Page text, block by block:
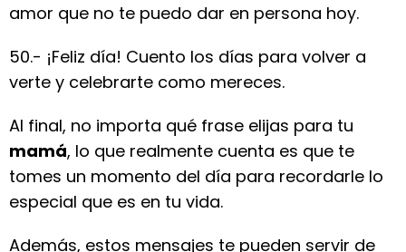
amor que no te puedo dar en persona hoy.
50.- ¡Feliz día! Cuento los días para volver a
verte y celebrarte como mereces.
Al final, no importa qué frase elijas para tu
mamá, lo que realmente cuenta es que te
tomes un momento del día para recordarle lo
especial que es en tu vida.
Además, estos mensajes te pueden servir de